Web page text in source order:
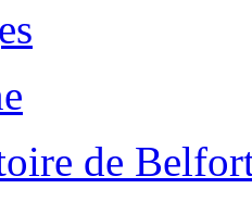
de